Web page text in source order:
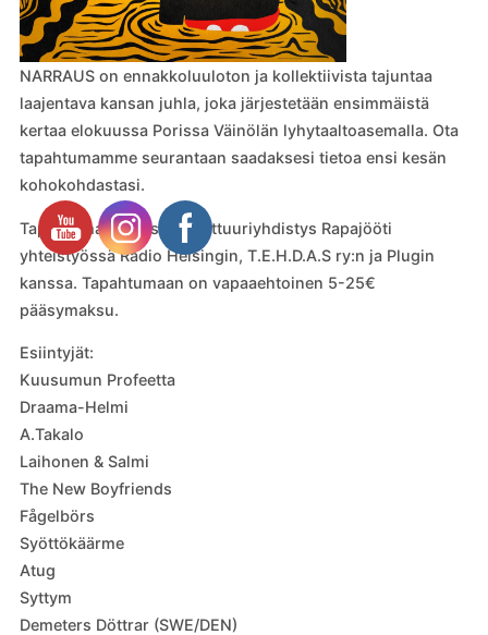
NARRAUS on ennakkoluuloton ja kollektiivista tajuntaa
laajentava kansan juhla, joka järjestetään ensimmäistä
kertaa elokuussa Porissa Väinölän lyhytaaltoasemalla. Ota
tapahtumamme seurantaan saadaksesi tietoa ensi kesän
kohokohdastasi.
Tapahtuman järjestää Kulttuuriyhdistys Rapajööti
yhteistyössä Radio Helsingin, T.E.H.D.A.S ry:n ja Plugin
kanssa. Tapahtumaan on vapaaehtoinen 5-25€
pääsymaksu.
Esiintyjät:
Kuusumun Profeetta
Draama-Helmi
A.Takalo
Laihonen & Salmi
The New Boyfriends
Fågelbörs
Syöttökäärme
Atug
Syttym
Demeters Döttrar (SWE/DEN)